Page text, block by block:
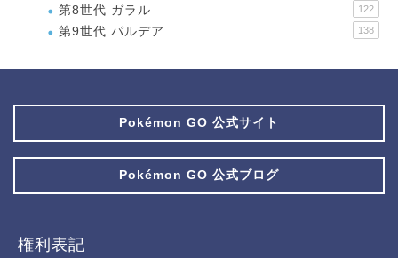
第8世代 ガラル 122
第9世代 パルデア 138
Pokémon GO 公式サイト
Pokémon GO 公式ブログ
権利表記